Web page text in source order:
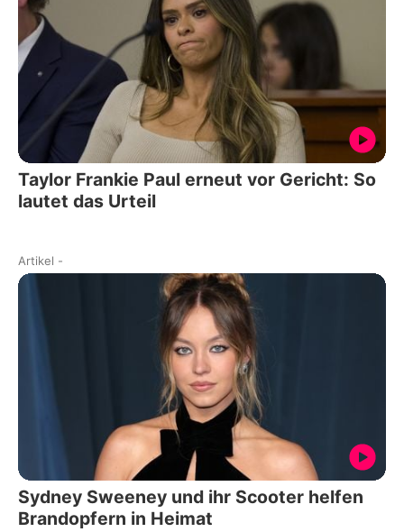
Taylor Frankie Paul erneut vor Gericht: So
lautet das Urteil
Artikel -
Sydney Sweeney und ihr Scooter helfen
Brandopfern in Heimat